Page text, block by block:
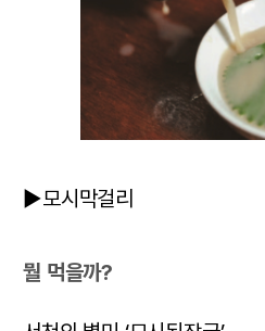
▶모시막걸리
뭘 먹을까?